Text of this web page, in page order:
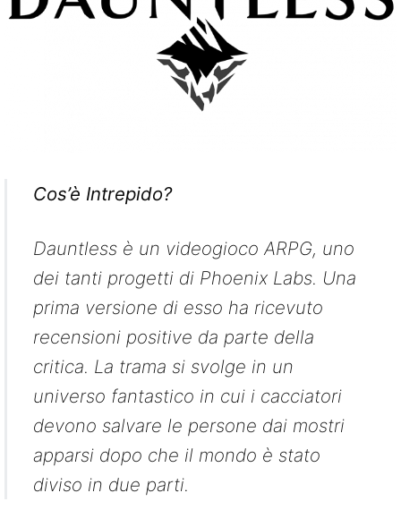
Cos’è Intrepido?
Dauntless è un videogioco ARPG, uno
dei tanti progetti di Phoenix Labs. Una
prima versione di esso ha ricevuto
recensioni positive da parte della
critica. La trama si svolge in un
universo fantastico in cui i cacciatori
devono salvare le persone dai mostri
apparsi dopo che il mondo è stato
diviso in due parti.